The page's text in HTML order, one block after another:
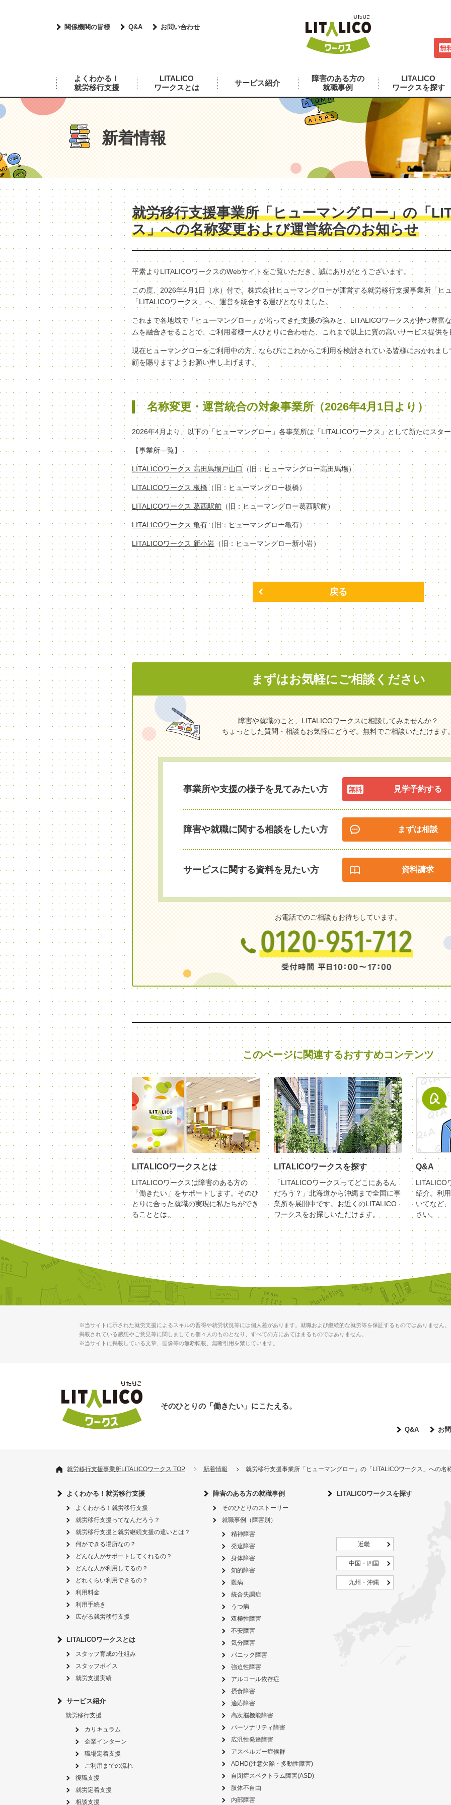
関係機関の皆様 Q&A お問い合わせ
よくわかる！
就労移行支援
LITALICO
ワークスとは
サービス紹介
障害のある方の
就職事例
LITALICO
ワークスを探す
新着情報
就労移行支援事業所「ヒューマングロー」の「
ス」への名称変更および運営統合のお知らせ
平素よりLITALICOワークスのWebサイトをご覧いただき、誠にありがとうございます。
この度、2026年4月1日（水）付で、株式会社ヒューマングローが運営する就労移行支援事業所「ヒ
「LITALICOワークス」へ、運営を統合する運びとなりました。
これまで各地域で「ヒューマングロー」が培ってきた支援の強みと、LITALICOワークスが持つ豊富
ムを融合させることで、ご利用者様一人ひとりに合わせた、これまで以上に質の高いサービス提供
現在ヒューマングローをご利用中の方、ならびにこれからご利用を検討されている皆様におかれま
顧を賜りますようお願い申し上げます。
名称変更・運営統合の対象事業所（2026年4月1日より）
2026年4月より、以下の「ヒューマングロー」各事業所は「LITALICOワークス」として新たにスタ
【事業所一覧】
LITALICOワークス 高田馬場戸山口 （旧：ヒューマングロー高田馬場）
LITALICOワークス 板橋 （旧：ヒューマングロー板橋）
LITALICOワークス 葛西駅前（旧：ヒューマングロー葛西駅前）
LITALICOワークス 亀有 （旧：ヒューマングロー亀有）
LITALICOワークス 新小岩（旧：ヒューマングロー新小岩）
戻る
まずはお気軽にご相談ください
障害や就職のこと、LITALICOワークスに相談してみませんか？
ちょっとした質問・相談もお気軽にどうぞ。無料でご相談いただけます
事業所や支援の様子を見てみたい方 見学予約する
障害や就職に関する相談をしたい方 まずは相談
サービスに関する資料を見たい方 資料請求
お電話でのご相談もお待ちしています。
このページに関連するおすすめコンテンツ
LITALICOワークスとは
LITALICOワークスは障害のある方の
「働きたい」をサポートします。そのひ
とりに合った就職の実現に私たちができ
ることとは。
LITALICOワークスを探す
「LITALICOワークスってどこにあるん
だろう？」北海道から沖縄まで全国に事
業所を展開中です。お近くのLITALICO
ワークスをお探しいただけます。
Q&A
LITALICO
紹介。利
いてなど
さい。
※当サイトに示された就労支援によるスキルの習得や就労状況等には個人差があります。就職および継続的な就労等を保証するものではありません。
掲載されている感想やご意見等に関しましても個々人のものとなり、すべての方にあてはまるものではありません。
※当サイトに掲載している文章、画像等の無断転載、無断引用を禁じています。
そのひとりの「働きたい」にこたえる。
Q&A お
就労移行支援事業所LITALICOワークス TOP 新着情報 就労移行支援事業所「ヒューマングロー」の「LITALICOワークス」への名
よくわかる！就労移行支援
よくわかる！就労移行支援
就労移行支援ってなんだろう？
就労移行支援と就労継続支援の違いとは？
何ができる場所なの？
どんな人がサポートしてくれるの？
どんな人が利用してるの？
どれくらい利用できるの？
利用料金
利用手続き
広がる就労移行支援
LITALICOワークスとは
スタッフ育成の仕組み
スタッフボイス
就労支援実績
サービス紹介
就労移行支援
カリキュラム
企業インターン
職場定着支援
ご利用までの流れ
復職支援
就労定着支援
相談支援
障害のある方の就職事例
そのひとりのストーリー
就職事例（障害別）
精神障害
発達障害
身体障害
知的障害
難病
統合失調症
うつ病
双極性障害
不安障害
気分障害
パニック障害
強迫性障害
アルコール依存症
摂食障害
適応障害
高次脳機能障害
パーソナリティ障害
広汎性発達障害
アスペルガー症候群
ADHD(注意欠陥・多動性障害)
自閉症スペクトラム障害(ASD)
肢体不自由
内部障害
LITALICOワークスを探す
近畿
中国・四国
九州・沖縄